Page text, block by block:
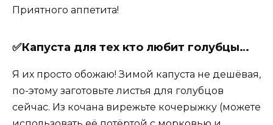
Приятного аппетита!
✅Капуста для тех кто любит голубцы…
Я их просто обожаю! Зимой капуста не дешёвая,
по-этому заготовьте листья для голубцов
сейчас. Из кочана вирежьте кочерыжку (можете